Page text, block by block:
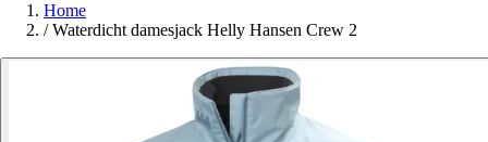
Home
/ Waterdicht damesjack Helly Hansen Crew 2